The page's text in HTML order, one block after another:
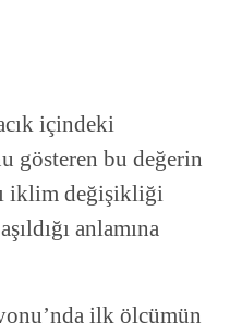
içindeki
gösteren bu değerin
iklim değişikliği
anlamına
ilk ölçümün